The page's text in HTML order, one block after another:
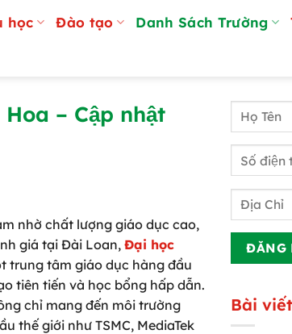
học Đào tạo Danh Sách Trường
– Cập nhật
nhờ chất lượng giáo dục cao,
giá tại Đài Loan, Đại học
trung tâm giáo dục hàng đầu
tiên tiến và học bổng hấp dẫn.
chỉ mang đến môi trường
thế giới như TSMC, MediaTek
Bài